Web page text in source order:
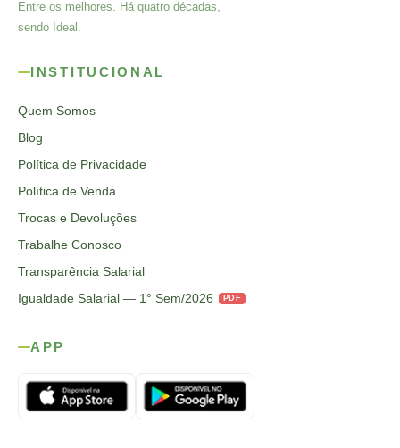
Entre os melhores. Há quatro décadas,
sendo Ideal.
INSTITUCIONAL
Quem Somos
Blog
Política de Privacidade
Política de Venda
Trocas e Devoluções
Trabalhe Conosco
Transparência Salarial
Igualdade Salarial — 1° Sem/2026
PDF
APP